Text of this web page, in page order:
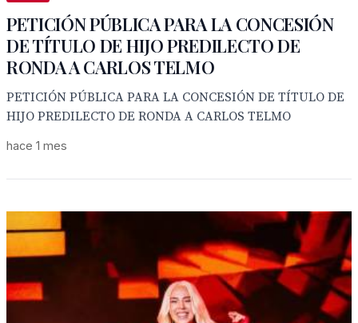
PETICIÓN PÚBLICA PARA LA CONCESIÓN
DE TÍTULO DE HIJO PREDILECTO DE
RONDA A CARLOS TELMO
PETICIÓN PÚBLICA PARA LA CONCESIÓN DE TÍTULO DE
HIJO PREDILECTO DE RONDA A CARLOS TELMO
hace 1 mes